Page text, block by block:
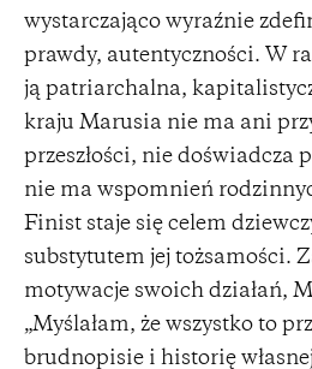
wystarczająco wyraźnie
prawdy, autentyczności. W
ją patriarchalna,
kraju Marusia nie ma ani
przeszłości, nie doświadcza
nie ma wspomnień
Finist staje się celem
substytutem jej tożsamości.
motywacje swoich działań,
„Myślałam, że wszystko to
brudnopisie i historię